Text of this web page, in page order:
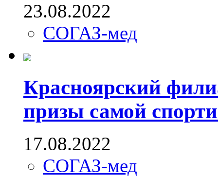
23.08.2022
СОГАЗ-мед
Красноярский
призы самой
17.08.2022
СОГАЗ-мед